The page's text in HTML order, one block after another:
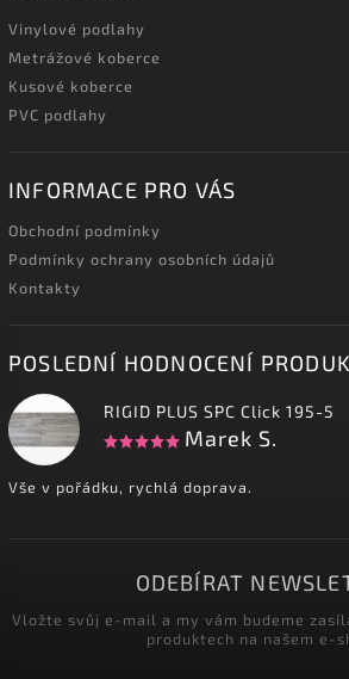
Vinylové podlahy
Metrážové koberce
Kusové koberce
PVC podlahy
INFORMACE PRO VÁS
Obchodní podmínky
Podmínky ochrany osobních údajů
Kontakty
POSLEDNÍ HODNOCENÍ
RIGID PLUS SPC Click 195-5
Marek S.
Vše v pořádku, rychlá doprava.
ODEBÍRAT
Vložte svůj e-mail a my vám budeme
produktech na našem e-